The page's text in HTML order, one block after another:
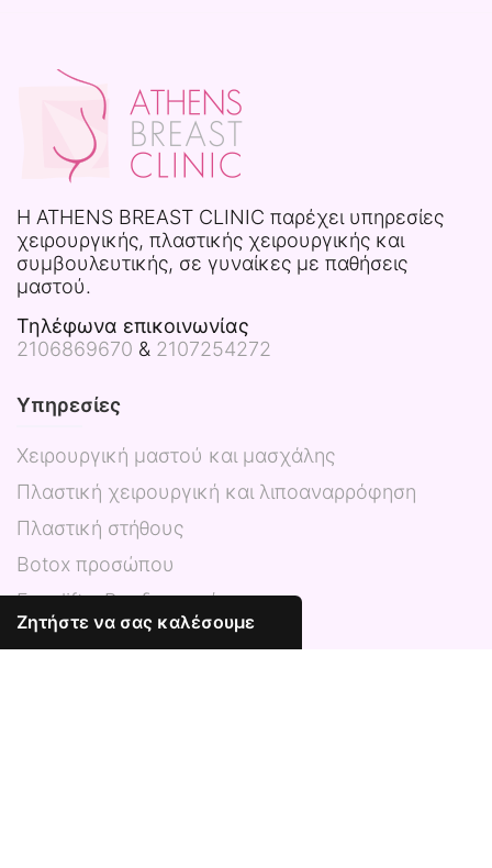
Ζητήστε να σας καλέσουμε
H ATHENS BREAST CLINIC παρέχει υπηρεσίες
χειρουργικής, πλαστικής χειρουργικής και
συμβουλευτικής, σε γυναίκες με παθήσεις
μαστού.
Τηλέφωνα επικοινωνίας
2106869670 & 2107254272
Υπηρεσίες
Χειρουργική μαστού και μασχάλης
Πλαστική χειρουργική και λιποαναρρόφηση
Πλαστική στήθους
Botox προσώπου
Facelift – Ρυτιδεκτομή
Ρινοπλαστική